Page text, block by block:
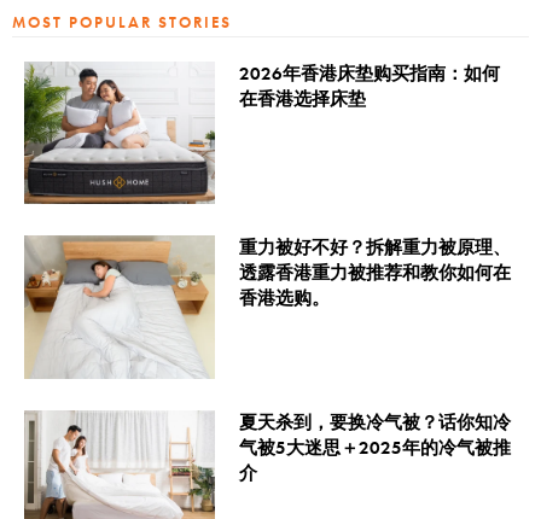
MOST POPULAR STORIES
2026年香港床垫购买指南：如何
在香港选择床垫
重力被好不好？拆解重力被原理、
透露香港重力被推荐和教你如何在
香港选购。
夏天杀到，要换冷气被？话你知冷
气被5大迷思＋2025年的冷气被推
介